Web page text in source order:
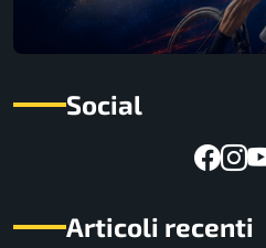
Social
Articoli recenti